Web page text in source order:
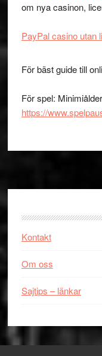
om nya casinon,
PayPal casino utan
För bäst guide till
För spel:
https://
Kontakt
Om oss
Sajtips – länkar